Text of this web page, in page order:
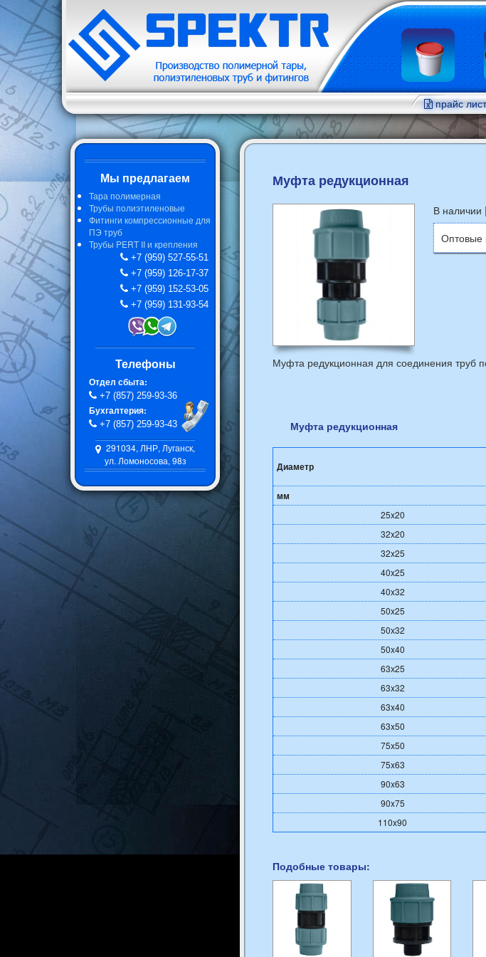
прайс
Мы предлагаем
Тара полимерная
Трубы полиэтиленовые
Фитинги компрессионные для
ПЭ труб
Трубы PERT II и крепления
+7 (959) 527-55-51
+7 (959) 126-17-37
+7 (959) 152-53-05
+7 (959) 131-93-54
Телефоны
Отдел сбыта:
+7 (857) 259-93-36
Бухгалтерия:
+7 (857) 259-93-43
291034, ЛНР, Луганск,
ул. Ломоносова, 98з
Муфта редукционная
В наличии
Оптовые
Муфта редукционная для соединения труб
Муфта редукционная
Диаметр
мм
25x20
32x20
32x25
40x25
40x32
50x25
50х32
50x40
63х25
63x32
63x40
63x50
75x50
75x63
90x63
90x75
110x90
Подобные товары: